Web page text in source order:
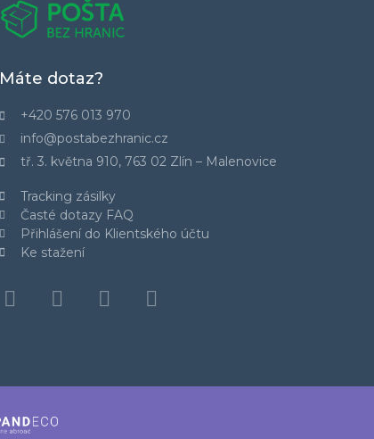
Máte dotaz?
+420 576 013 970
info@postabezhranic.cz
tř. 3. května 910, 763 02 Zlín – Malenovice
Tracking zásilky
Časté dotazy FAQ
Přihlášení do Klientského účtu
Ke stažení